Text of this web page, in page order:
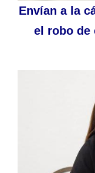
Envían a la
el robo de